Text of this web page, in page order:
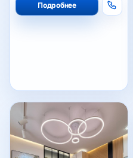
Мать и дитя
Подробнее